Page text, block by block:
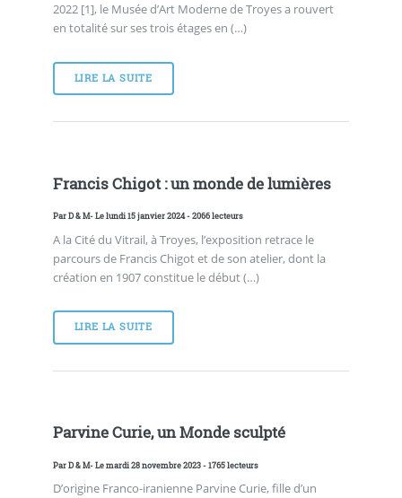
2022 [1], le Musée d’Art Moderne de Troyes a rouvert
en totalité sur ses trois étages en (…)
LIRE LA SUITE
Francis Chigot : un monde de lumières
ParD & M- Le lundi 15 janvier 2024 - 2066 lecteurs
A la Cité du Vitrail, à Troyes, l’exposition retrace le
parcours de Francis Chigot et de son atelier, dont la
création en 1907 constitue le début (…)
LIRE LA SUITE
Parvine Curie, un Monde sculpté
ParD & M- Le mardi 28 novembre 2023 - 1765 lecteurs
D’origine Franco-iranienne Parvine Curie, fille d’un